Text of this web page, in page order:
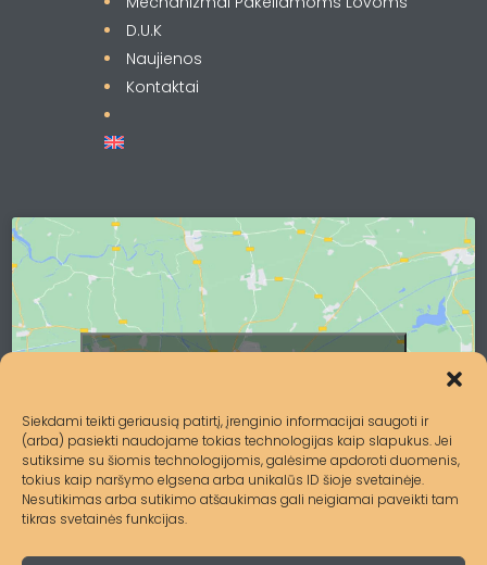
Siekdami teikti geriausią patirtį, įrenginio informacijai saugoti ir
(arba) pasiekti naudojame tokias technologijas kaip slapukus. Jei
sutiksime su šiomis technologijomis, galėsime apdoroti duomenis,
tokius kaip naršymo elgsena arba unikalūs ID šioje svetainėje.
Nesutikimas arba sutikimo atšaukimas gali neigiamai paveikti tam
tikras svetainės funkcijas.
D.U.K
Naujienos
Kontaktai
Spustelėkite, kad priimtumėte